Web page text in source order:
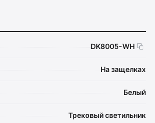
DK8005-WH
На защелках
Белый
Трековый светильник